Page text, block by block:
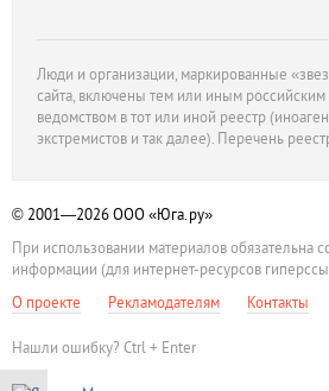
Люди и организации, маркированные
сайта, включены тем или иным
ведомством в тот или иной реестр
экстремистов и так далее). Перечень
© 2001—2026ООО «Юга.ру»
При использовании материалов обязательна
информации (для интернет-ресурсов
О проекте
Рекламодателям Контакты
Нашли ошибку? Ctrl + Enter